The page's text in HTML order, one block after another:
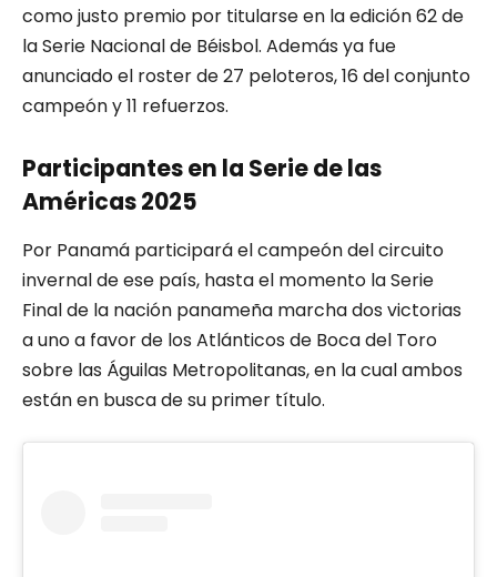
como justo premio por titularse en la edición 62 de
la Serie Nacional de Béisbol. Además ya fue
anunciado el roster de 27 peloteros, 16 del conjunto
campeón y 11 refuerzos.
Participantes en la Serie de las
Américas 2025
Por Panamá participará el campeón del circuito
invernal de ese país, hasta el momento la Serie
Final de la nación panameña marcha dos victorias
a uno a favor de los Atlánticos de Boca del Toro
sobre las Águilas Metropolitanas, en la cual ambos
están en busca de su primer título.